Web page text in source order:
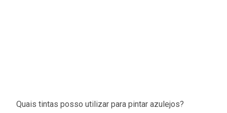
Quais tintas posso utilizar para pintar azulejos?